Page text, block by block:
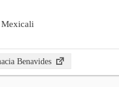
Benavides